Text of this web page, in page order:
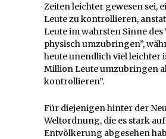
Zeiten leichter gewesen sei,
Leute zu kontrollieren,
Leute im wahrsten Sinne des
physisch umzubringen”,
heute unendlich viel leichter
Million Leute umzubringen
kontrollieren”.
Für diejenigen hinter der
Weltordnung, die es stark
Entvölkerung abgesehen